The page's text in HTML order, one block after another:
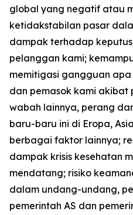
global yang negatif atau
ketidakstabilan pasar
dampak terhadap
pelanggan kami;
memitigasi gangguan
dan pemasok kami akibat
wabah lainnya, perang
baru-baru ini di Eropa,
berbagai faktor lainnya;
dampak krisis kesehatan
mendatang; risiko
dalam undang-undang,
pemerintah AS dan